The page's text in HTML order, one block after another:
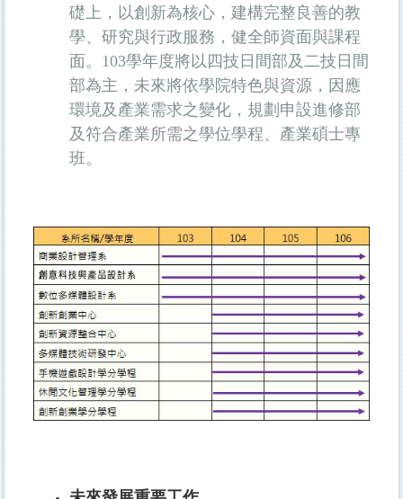
礎上，以創新為核心，建構完整良善的教
學、研究與行政服務，健全師資面與課程
面。103學年度將以四技日間部及二技日間
部為主，未來將依學院特色與資源，因應
環境及產業需求之變化，規劃申設進修部
及符合產業所需之學位學程、產業碩士專
班。